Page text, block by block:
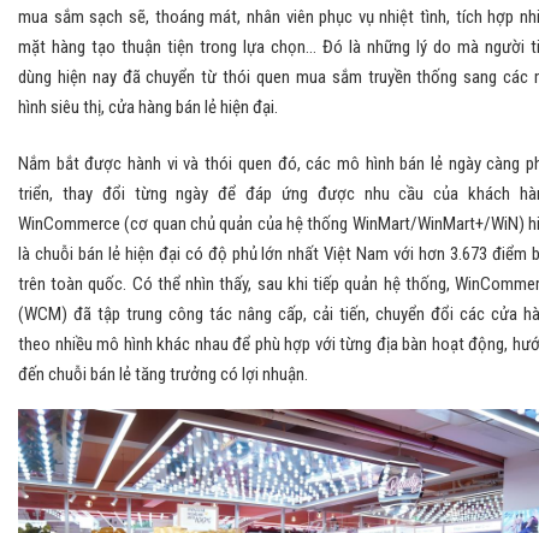
mua sắm sạch sẽ, thoáng mát, nhân viên phục vụ nhiệt tình, tích hợp
mặt hàng tạo thuận tiện trong lựa chọn… Đó là những lý do mà người
dùng hiện nay đã chuyển từ thói quen mua sắm truyền thống sang các
hình siêu thị, cửa hàng bán lẻ hiện đại.
Nắm bắt được hành vi và thói quen đó, các mô hình bán lẻ ngày càng
triển, thay đổi từng ngày để đáp ứng được nhu cầu của khách
WinCommerce (cơ quan chủ quản của hệ thống WinMart/WinMart+/WiN)
là chuỗi bán lẻ hiện đại có độ phủ lớn nhất Việt Nam với hơn 3.673 điểm
trên toàn quốc. Có thể nhìn thấy, sau khi tiếp quản hệ thống,
(WCM) đã tập trung công tác nâng cấp, cải tiến, chuyển đổi các cửa
theo nhiều mô hình khác nhau để phù hợp với từng địa bàn hoạt động,
đến chuỗi bán lẻ tăng trưởng có lợi nhuận.